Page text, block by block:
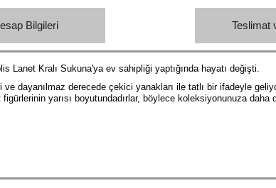
Bilgileri Teslimat
Lanet Kralı Sukuna'ya ev sahipliği yaptığında hayatı değişti.
dayanılmaz derecede çekici yanakları ile tatlı bir ifadeyle
yarısı boyutundadırlar, böylece koleksiyonunuza daha